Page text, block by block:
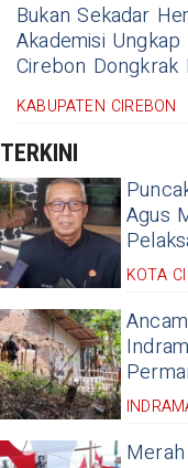
Bukan Sekadar
Akademisi
Cirebon Dongkrak
KABUPATEN CIREBON
TERKINI
Agus
KOTA